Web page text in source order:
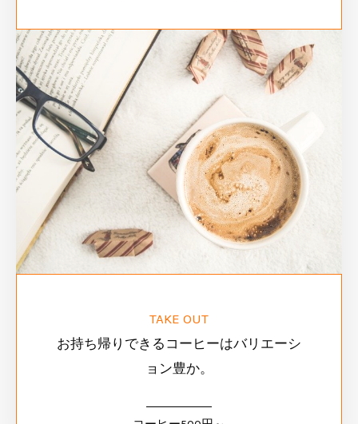
TAKE OUT
お持ち帰りできるコーヒーはバリエーシ
ョン豊か。